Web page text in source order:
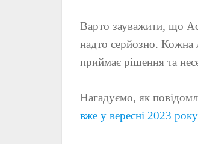
Варто зауважити, що
надто серйозно. Кожна
приймає рішення та
Нагадуємо, як
вже у вересні 2023 року